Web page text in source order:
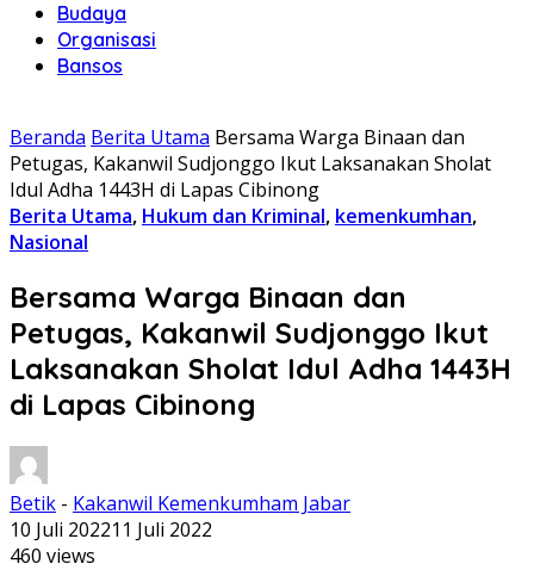
Budaya
Organisasi
Bansos
Beranda Berita Utama Bersama Warga Binaan dan
Petugas, Kakanwil Sudjonggo Ikut Laksanakan Sholat
Idul Adha 1443H di Lapas Cibinong
Berita Utama, Hukum dan Kriminal, kemenkumhan,
Nasional
Bersama Warga Binaan dan
Petugas, Kakanwil Sudjonggo Ikut
Laksanakan Sholat Idul Adha 1443H
di Lapas Cibinong
Betik - Kakanwil Kemenkumham Jabar
10 Juli 202211 Juli 2022
460 views